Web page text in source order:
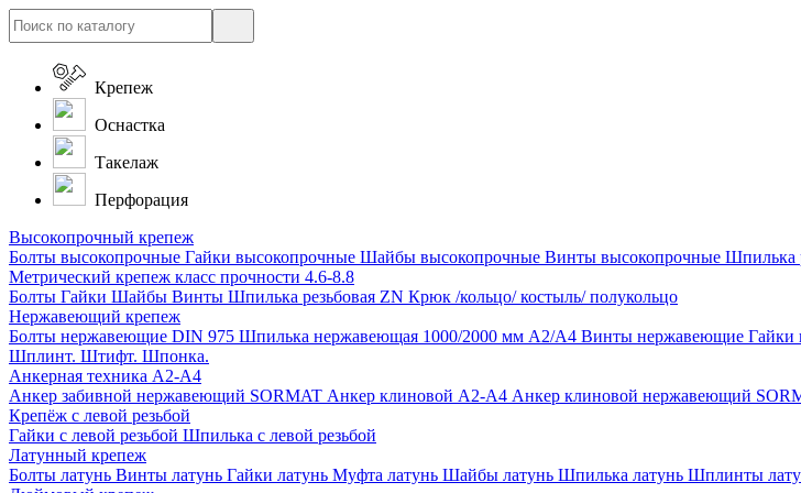
Крепеж
Оснастка
Такелаж
Перфорация
Высокопрочный крепеж
Болты высокопрочные Гайки высокопрочные Шайбы высокопрочные Винты высокопрочные Шпилька
Метрический крепеж класс прочности 4.6-8.8
Болты Гайки Шайбы Винты Шпилька резьбовая ZN Крюк /кольцо/ костыль/ полукольцо
Нержавеющий крепеж
Болты нержавеющие DIN 975 Шпилька нержавеющая 1000/2000 мм А2/А4 Винты нержавеющие Гайки
Шплинт. Штифт. Шпонка.
Анкерная техника А2-А4
Анкер забивной нержавеющий SORMAT Анкер клиновой A2-A4 Анкер клиновой нержавеющий
Крепёж с левой резьбой
Гайки с левой резьбой Шпилька с левой резьбой
Латунный крепеж
Болты латунь Винты латунь Гайки латунь Муфта латунь Шайбы латунь Шпилька латунь Шплинты